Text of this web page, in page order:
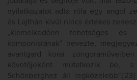
nyilatkozatot adta róla egy angol
és Lajthán kívül nincs értékes
„kiemelkedően tehetséges és
komponistának” nevezte,
avantgard korai
követőjeként mutatkozik be,
Schönberghez áll